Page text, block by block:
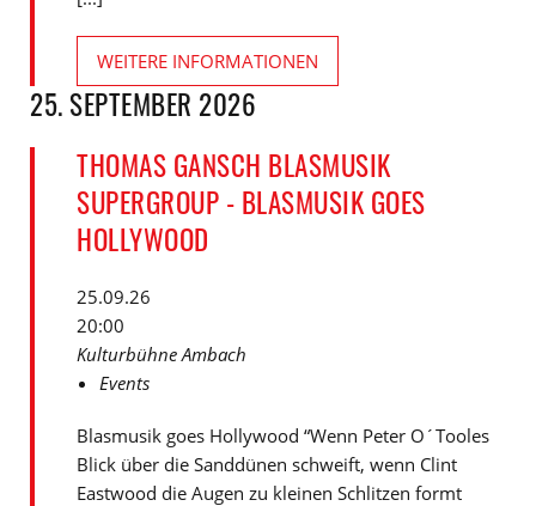
WEITERE INFORMATIONEN
25. SEPTEMBER 2026
THOMAS GANSCH BLASMUSIK
SUPERGROUP - BLASMUSIK GOES
HOLLYWOOD
25.09.26
20:00
Kulturbühne Ambach
Events
Blasmusik goes Hollywood “Wenn Peter O´Tooles
Blick über die Sanddünen schweift, wenn Clint
Eastwood die Augen zu kleinen Schlitzen formt